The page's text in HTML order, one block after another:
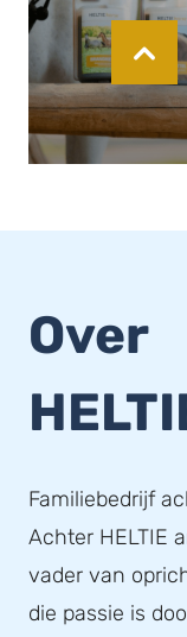
Over
Familiebedrijf
Achter HELTIE
vader van
die passie is